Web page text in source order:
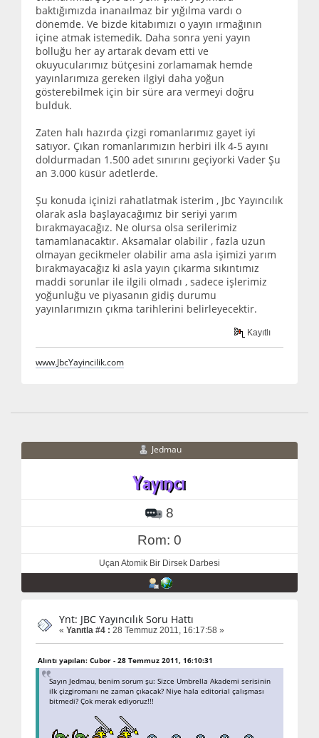
baktığımızda inanaılmaz bir yığılma vardı o
dönemde. Ve bizde kitabımızı o yayın ırmağının
içine atmak istemedik. Daha sonra yeni yayın
bolluğu her ay artarak devam etti ve
okuyucularımız bütçesini zorlamamak hemde
yayınlarımıza gereken ilgiyi daha yoğun
gösterebilmek için bir süre ara vermeyi doğru
bulduk.
Zaten halı hazırda çizgi romanlarımız gayet iyi
satıyor. Çıkan romanlarımızın herbiri ilk 4-5 ayını
doldurmadan 1.500 adet sınırını geçiyorki Vader Şu
an 3.000 küsür adetlerde.
Şu konuda içinizi rahatlatmak isterim , Jbc Yayıncılık
olarak asla başlayacağımız bir seriyi yarım
bırakmayacağız. Ne olursa olsa serilerimiz
tamamlanacaktır. Aksamalar olabilir , fazla uzun
olmayan gecikmeler olabilir ama asla işimizi yarım
bırakmayacağız ki asla yayın çıkarma sıkıntımız
maddi sorunlar ile ilgili olmadı , sadece işlerimiz
yoğunluğu ve piyasanın gidiş durumu
yayınlarımızın çıkma tarihlerini belirleyecektir.
Kayıtlı
www.JbcYayincilik.com
Jedmau
8
Rom: 0
Uçan Atomik Bir Dirsek Darbesi
Ynt: JBC Yayıncılık Soru Hattı
« Yanıtla #4 : 28 Temmuz 2011, 16:17:58 »
Alıntı yapılan: Cubor - 28 Temmuz 2011, 16:10:31
Sayın Jedmau, benim sorum şu: Sizce Umbrella Akademi serisinin
ilk çizgiromanı ne zaman çıkacak? Niye hala editorial çalışması
bitmedi? Çok merak ediyoruz!!!